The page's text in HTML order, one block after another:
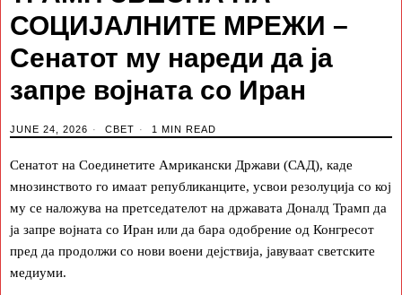
СОЦИЈАЛНИТЕ МРЕЖИ –
Сенатот му нареди да ја
запре војната со Иран
JUNE 24, 2026 СВЕТ 1 MIN READ
Сенатот на Соединетите Амрикански Држави (САД), каде
мнозинството го имаат републиканците, усвои резолуција со кој
му се наложува на претседателот на државата Доналд Трамп да
ја запре војната со Иран или да бара одобрение од Конгресот
пред да продолжи со нови воени дејствија, јавуваат светските
медиуми.